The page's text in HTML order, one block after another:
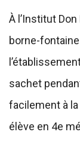
À l’Institut
borne-
sachet
facilement à
élève en 4e